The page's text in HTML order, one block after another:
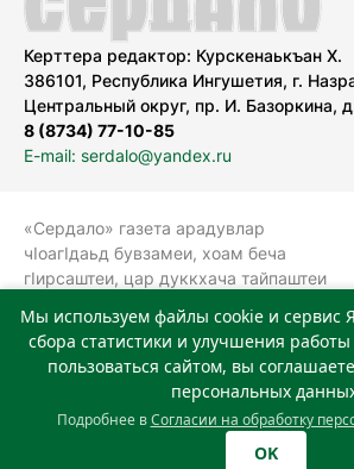
Керттера редактор: Курскенаькъан Х.
386101, Республика Ингушетия, г.
Центральный округ, пр. И. Базоркина,
8 (8734) 77-10-85
E-mail: serdalo@yandex.ru
«Сердало» газета арадувлар
чIоагIдаьд бувзамеи, хоам беча
гIирсаштеи, цар дуккхача тайпаштеи
болхлоша (Роскомнадзор).
Реестровая запись СМИ: ЭЛ № ФС 77-
78323 от 15.05.2020 г. Учредитель:
Государственное автономное
учреждение «Издательский дом
Мы используем файлы cookie и сервис
сбора статистики и улучшения
пользоваться сайтом, вы
персональных
Подробнее вСогласии на обработку
OK